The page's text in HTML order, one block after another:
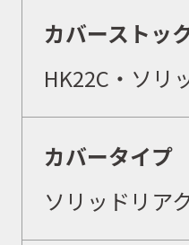
カバーストッ
HK22C・ソリ
カバータイプ
ソリッドリア